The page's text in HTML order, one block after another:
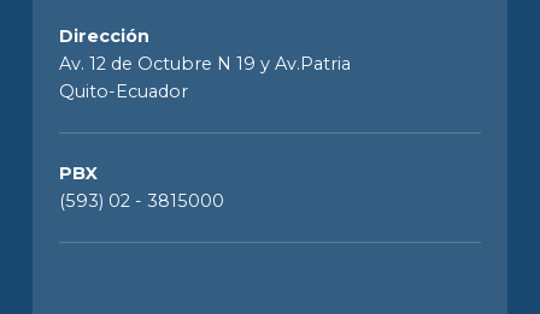
Dirección
Av. 12 de Octubre N 19 y Av.Patria
Quito-Ecuador
PBX
(593) 02 - 3815000